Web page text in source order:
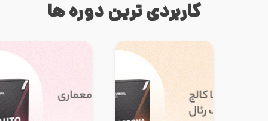
کاربردی ترین دوره ها